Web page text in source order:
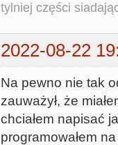
tylniej części
2022-08-22
Na pewno nie tak
zauważył, że
chciałem napisać
programowałem